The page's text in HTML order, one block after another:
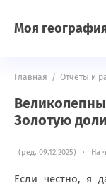
Моя
Главная / Отчеты и
Золотую
(ред. 09.12.2025) · На
Если честно, я